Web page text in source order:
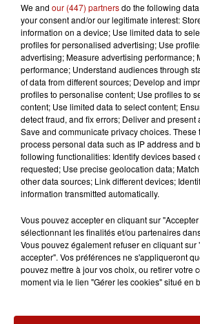
13h19
La forêt de Mormal
We and our (447) partnersdo the following
your consent and/or our legitimate interest:
information on a device; Use limited data to
profiles for personalised advertising; Use
advertising; Measure advertising performance;
performance; Understand audiences through
of data from different sources; Develop and
profiles to personalise content; Use profiles to
content; Use limited data to select content;
detect fraud, and fix errors; Deliver and
Save and communicate privacy choices.
process personal data such as IP address and
following functionalities: Identify devices based
requested; Use precise geolocation data;
other data sources; Link different devices;
information transmitted automatically.
Vous pouvez accepter en cliquant sur
sélectionnant les finalités et/ou partenaires
Vous pouvez également refuser en cliquant sur
accepter". Vos préférences ne s'appliqueront
pouvez mettre à jour vos choix, ou retirer votre
moment via le lien "Gérer les cookies" situé en